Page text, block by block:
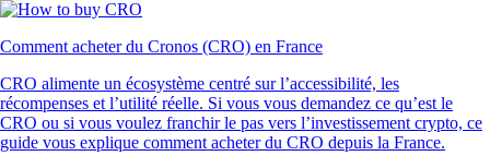
Comment acheter du Cronos (CRO) en France
CRO alimente un écosystème centré sur l’accessibilité, les
récompenses et l’utilité réelle. Si vous vous demandez ce qu’est le
CRO ou si vous voulez franchir le pas vers l’investissement crypto, ce
guide vous explique comment acheter du CRO depuis la France.